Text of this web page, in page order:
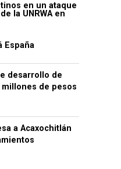
en un ataque
la UNRWA en
España
desarrollo de
millones de pesos
a Acaxochitlán